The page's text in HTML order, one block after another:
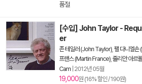
품절
[수입] John Taylor -
er
존 테일러 (John Taylor) 팰 다니엘
프랜스 (Martin France) 줄리안 아르
Cam 2012년 05월
19,000원 (16% 할인 / 190원)